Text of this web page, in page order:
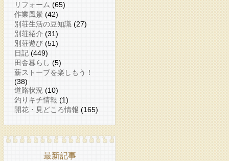
リフォーム (65)
作業風景 (42)
別荘生活の豆知識 (27)
別荘紹介 (31)
別荘遊び (51)
日記 (449)
田舎暮らし (5)
薪ストーブを楽しもう！
(38)
道路状況 (10)
釣りキチ情報 (1)
開花・見どころ情報 (165)
最新記事